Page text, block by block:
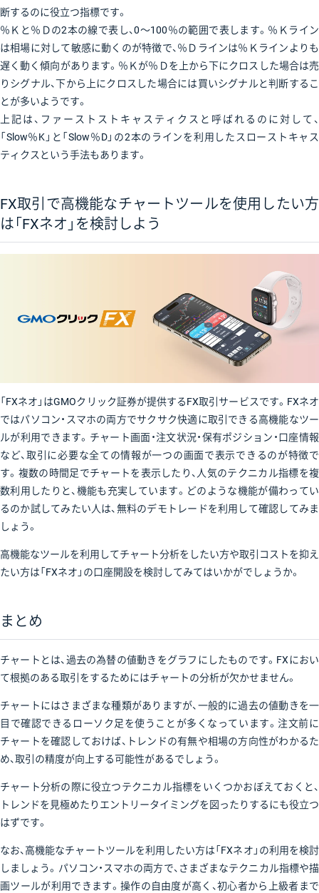
断するのに役立つ指標です。
％Ｋと％Ｄの2本の線で表し、0〜100％の範囲で表します。％Ｋライン
は相場に対して敏感に動くのが特徴で、％Ｄラインは％Ｋラインよりも
遅く動く傾向があります。％Ｋが％Ｄを上から下にクロスした場合は売
りシグナル、下から上にクロスした場合には買いシグナルと判断するこ
とが多いようです。
上記は、ファーストストキャスティクスと呼ばれるのに対して、
「Slow％K」と「Slow％D」の2本のラインを利用したスローストキャス
ティクスという手法もあります。
FX取引で高機能なチャートツールを使用したい方
は「FXネオ」を検討しよう
「FXネオ」はGMOクリック証券が提供するFX取引サービスです。FXネオ
ではパソコン・スマホの両方でサクサク快適に取引できる高機能なツー
ルが利用できます。チャート画面・注文状況・保有ポジション・口座情報
など、取引に必要な全ての情報が一つの画面で表示できるのが特徴で
す。複数の時間足でチャートを表示したり、人気のテクニカル指標を複
数利用したりと、機能も充実しています。どのような機能が備わってい
るのか試してみたい人は、無料のデモトレードを利用して確認してみま
しょう。
高機能なツールを利用してチャート分析をしたい方や取引コストを抑え
たい方は「FXネオ」の口座開設を検討してみてはいかがでしょうか。
まとめ
チャートとは、過去の為替の値動きをグラフにしたものです。FXにおい
て根拠のある取引をするためにはチャートの分析が欠かせません。
チャートにはさまざまな種類がありますが、一般的に過去の値動きを一
目で確認できるローソク足を使うことが多くなっています。注文前に
チャートを確認しておけば、トレンドの有無や相場の方向性がわかるた
め、取引の精度が向上する可能性があるでしょう。
チャート分析の際に役立つテクニカル指標をいくつかおぼえておくと、
トレンドを見極めたりエントリータイミングを図ったりするにも役立つ
はずです。
なお、高機能なチャートツールを利用したい方は「FXネオ」の利用を検討
しましょう。パソコン・スマホの両方で、さまざまなテクニカル指標や描
画ツールが利用できます。操作の自由度が高く、初心者から上級者まで